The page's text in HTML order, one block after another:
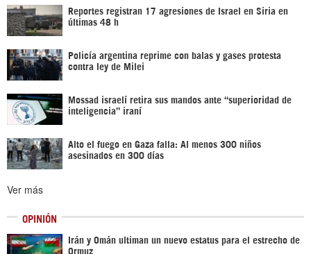
Reportes registran 17 agresiones de Israel en Siria en
últimas 48 h
Policía argentina reprime con balas y gases protesta
contra ley de Milei
Mossad israelí retira sus mandos ante “superioridad de
inteligencia” iraní
Alto el fuego en Gaza falla: Al menos 300 niños
asesinados en 300 días
Ver más
OPINIÓN
Irán y Omán ultiman un nuevo estatus para el estrecho de
Ormuz